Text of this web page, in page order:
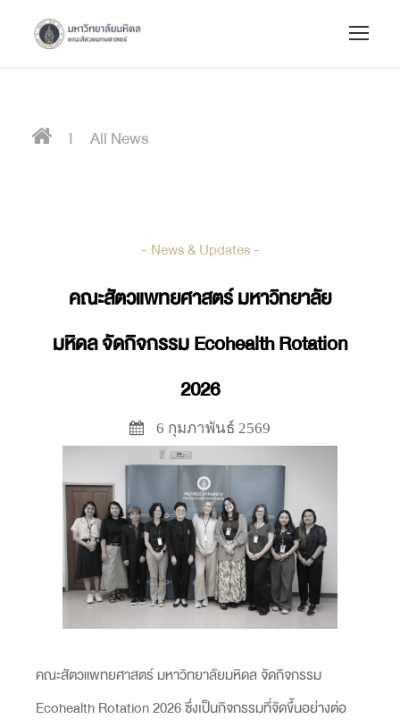
I All News
- News & Updates -
คณะสัตวแพทยศาสตร์ มหาวิทยาลัย
มหิดล จัดกิจกรรม Ecohealth Rotation
2026
6 กุมภาพันธ์ 2569
คณะสัตวแพทยศาสตร์ มหาวิทยาลัยมหิดล จัดกิจกรรม
Ecohealth Rotation 2026 ซึ่งเป็นกิจกรรมที่จัดขึ้นอย่างต่อ